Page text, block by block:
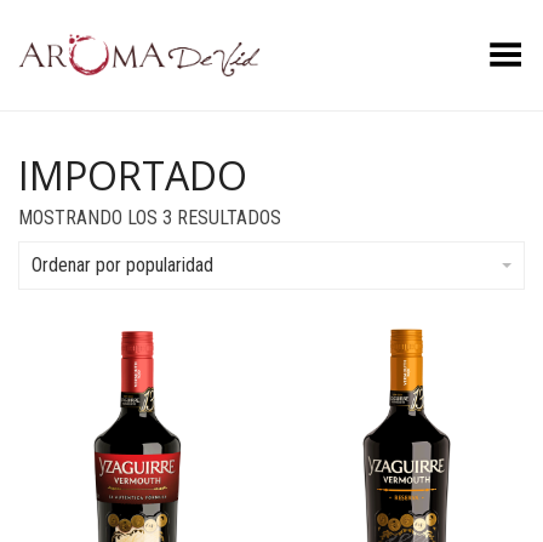
Menú
IMPORTADO
MOSTRANDO LOS 3 RESULTADOS
Ordenar por popularidad